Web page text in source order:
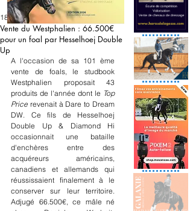
Vente du Westphalien : 66.500€
pour un foal par Hesselhoej Double
Up
18 juin
A l'occasion de sa 101 ème
vente de foals, le studbook
Westphalien proposait 43
produits de l'année dont le Top
Price revenait à Dare to Dream
DW. Ce fils de Hesselhoej
Double Up & Diamond Hi
occasionnait une bataille
d'enchères entre des
acquéreurs américains,
canadiens et allemands qui
réussissaient finalement à le
conserver sur leur territoire.
Adjugé 66.500€, ce mâle né